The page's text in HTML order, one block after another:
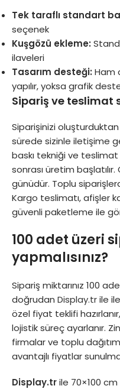
Tek taraflı standart
seçenek
Kuşgözü ekleme:
ilaveleri
Tasarım desteği: Ham
yapılır, yoksa grafik
Sipariş ve teslimat
Siparişinizi
sürede sizinle iletişime
baskı tekniği ve
sonrası üretim
günüdür. Toplu
Kargo teslimatı, afişler
güvenli paketleme ile
100 adet üzeri
yapmalısınız?
Sipariş miktarınız 100
doğrudan Display.trile
özel fiyat teklifi
lojistik süreç ayarlanır.
firmalar ve toplu
avantajlı fiyatlar
Display.trile 70×100